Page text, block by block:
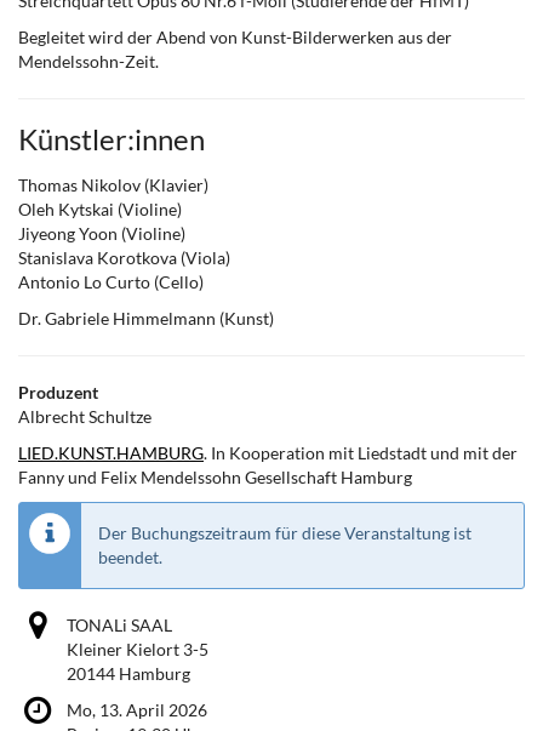
Begleitet wird der Abend von Kunst-Bilderwerken aus der
Mendelssohn-Zeit.
Künstler:innen
Thomas Nikolov (Klavier)
Oleh Kytskai (Violine)
Jiyeong Yoon (Violine)
Stanislava Korotkova (Viola)
Antonio Lo Curto (Cello)
Dr. Gabriele Himmelmann (Kunst)
Produzent
Albrecht Schultze
LIED.KUNST.HAMBURG. In Kooperation mit Liedstadt und mit der
Fanny und Felix Mendelssohn Gesellschaft Hamburg
Der Buchungszeitraum für diese Veranstaltung ist
beendet.
TONALi SAAL
Kleiner Kielort 3-5
20144 Hamburg
Mo, 13. April 2026